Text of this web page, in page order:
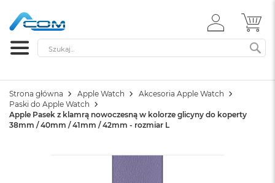
ZALOGUJ
SIĘ
Szukaj
Strona główna Apple Watch
Akcesoria Apple Watch
Paski do Apple Watch
Apple Pasek z klamrą nowoczesną w kolorze glicyny do koperty
38mm / 40mm / 41mm / 42mm - rozmiar L